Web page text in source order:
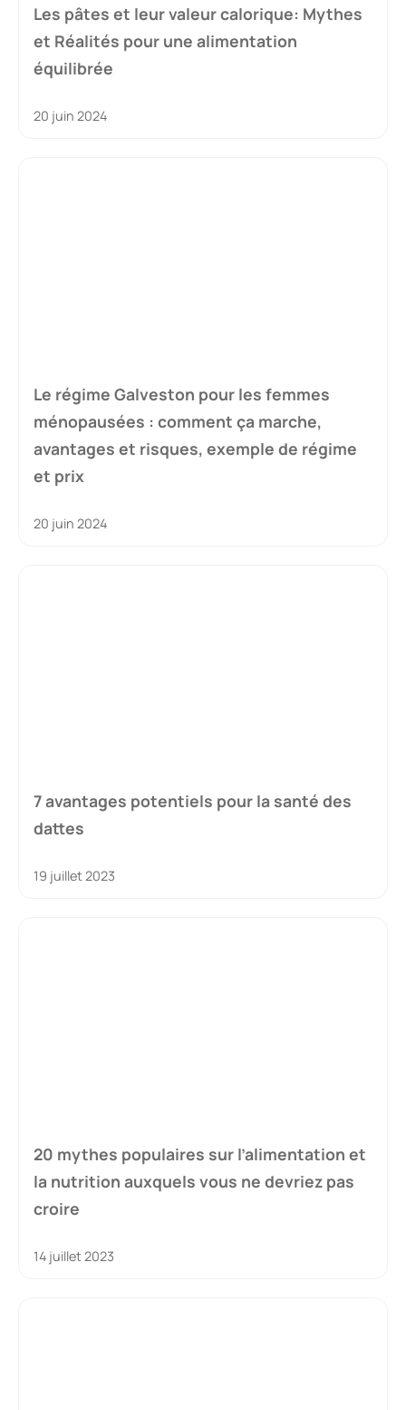
Les pâtes et leur valeur calorique: Mythes
et Réalités pour une alimentation
équilibrée
20 juin 2024
Le régime Galveston pour les femmes
ménopausées : comment ça marche,
avantages et risques, exemple de régime
et prix
20 juin 2024
7 avantages potentiels pour la santé des
dattes
19 juillet 2023
20 mythes populaires sur l’alimentation et
la nutrition auxquels vous ne devriez pas
croire
14 juillet 2023